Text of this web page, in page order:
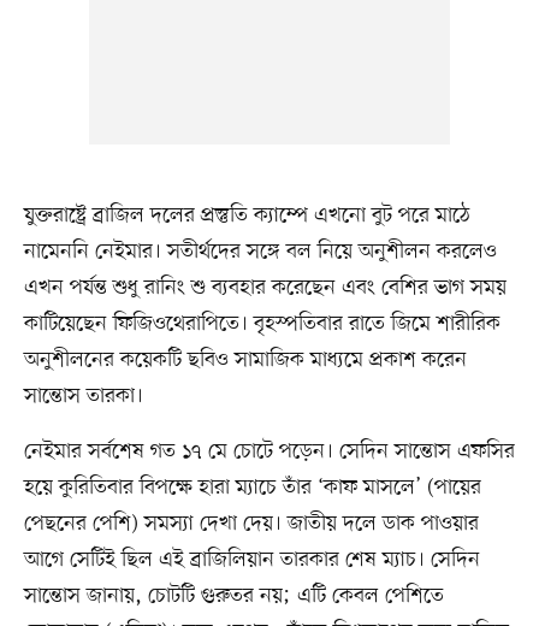
যুক্তরাষ্ট্রে ব্রাজিল দলের প্রস্তুতি ক্যাম্পে এখনো বুট পরে মাঠে
নামেননি নেইমার। সতীর্থদের সঙ্গে বল নিয়ে অনুশীলন করলেও
এখন পর্যন্ত শুধু রানিং শু ব্যবহার করেছেন এবং বেশির ভাগ সময়
কাটিয়েছেন ফিজিওথেরাপিতে। বৃহস্পতিবার রাতে জিমে শারীরিক
অনুশীলনের কয়েকটি ছবিও সামাজিক মাধ্যমে প্রকাশ করেন
সান্তোস তারকা।
নেইমার সর্বশেষ গত ১৭ মে চোটে পড়েন। সেদিন সান্তোস এফসির
হয়ে কুরিতিবার বিপক্ষে হারা ম্যাচে তাঁর ‘কাফ মাসলে’ (পায়ের
পেছনের পেশি) সমস্যা দেখা দেয়। জাতীয় দলে ডাক পাওয়ার
আগে সেটিই ছিল এই ব্রাজিলিয়ান তারকার শেষ ম্যাচ। সেদিন
সান্তোস জানায়, চোটটি গুরুতর নয়; এটি কেবল পেশিতে